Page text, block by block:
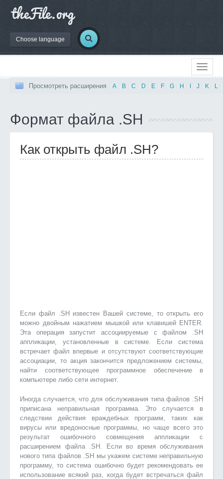
Choose language
Просмотреть расширения A B C D E F G H J K L
Формат файла .SH
Как открыть файл .SH?
Если файл .SH известен Вашей системе, то открыть его
можно двойным нажатием мышкой или клавишей ENTER.
Эта операция запустит ассоциируемые с файлом .SH
аппликации, установленные в системе. Если система
встречает файл впервые и отсутствуют соответствующие
ассоциации, то акция закончится предложением системы,
найти соответствующее программное обеспечение в
компьютере либо сети интернет.
Иногда случается, что для обслуживания типа файлов .SH
приписана неправильная программа. Это случается в
следствии действия враждебных программ, таких как
вирусы или вредоносные программы, но чаще всего это
результат ошибочного совмещения аппликации с
расширением файла .SH. Если во время обслуживания
нового типа файлов .SH мы укажем системе неправильную
программу, то система ошибочно будет рекомендовать ее
использование всякий раз, когда будет встречаться файл